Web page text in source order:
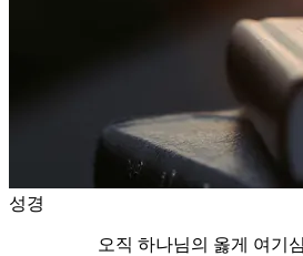
성경
오직 하나님의 옳게 여기